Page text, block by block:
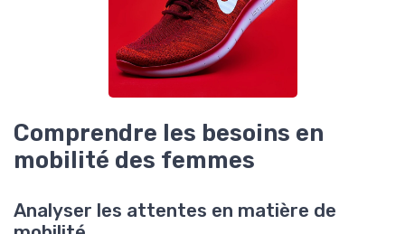
Comprendre les besoins en
mobilité des femmes
Analyser les attentes en matière de